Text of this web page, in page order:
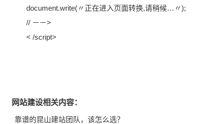
document.write(〃正在进入页面转换,请稍候…〃);
// －－>
< /script>
网站建设相关内容：
靠谱的昆山建站团队，该怎么选？